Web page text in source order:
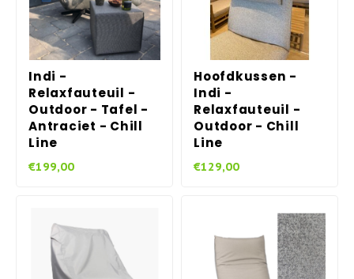
Indi -
Relaxfauteuil -
Outdoor - Tafel -
Antraciet - Chill
Line
€199,00
Hoofdkussen -
Indi -
Relaxfauteuil -
Outdoor - Chill
Line
€129,00